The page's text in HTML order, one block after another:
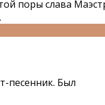
поры слава
песенник. Был